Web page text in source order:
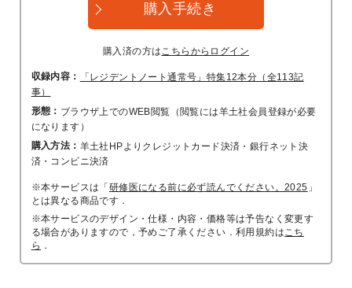
購入手続き
購入済の方は こちらからログイン
収録内容：
「レジデントノート通常号」特集12本分（全113記
事）
形態： ブラウザ上でのWEB閲覧（閲覧には羊土社会員登録が必要
になります）
購入方法： 羊土社HPよりクレジットカード決済・銀行ネット決
済・コンビニ決済
※本サービスは「研修医になる前に必ず読んでください。2025 」
とは異なる商品です．
※本サービスのデザイン・仕様・内容・価格等は予告なく変更す
る場合がありますので，予めご了承ください．利用規約は こち
ら ．